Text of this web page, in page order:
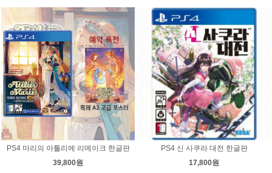
PS4 마리의 아틀리에 리메이크 한글판
39,800원
PS4 신 사쿠라 대전 한글판
17,800원